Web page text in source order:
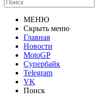
МЕНЮ
Скрыть меню
Главная
Новости
MotoGP
Супербайк
Telegram
VK
Поиск